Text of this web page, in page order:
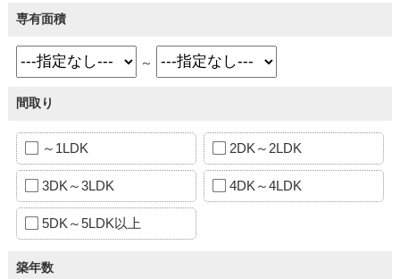
専有面積
～
間取り
～1LDK 2DK～2LDK
3DK～3LDK 4DK～4LDK
5DK～5LDK以上
築年数